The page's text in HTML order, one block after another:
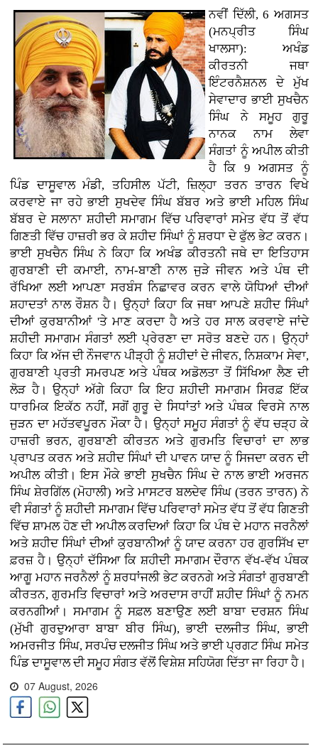
ਨਵੀਂ ਦਿੱਲੀ, 6 ਅਗਸਤ
(ਮਨਪ੍ਰੀਤ ਸਿੰਘ
ਖਾਲਸਾ): ਅਖੰਡ
ਕੀਰਤਨੀ ਜਥਾ
ਇੰਟਰਨੈਸ਼ਨਲ ਦੇ ਮੁੱਖ
ਸੇਵਾਦਾਰ ਭਾਈ ਸੁਖਚੈਨ
ਸਿੰਘ ਨੇ ਸਮੂਹ ਗੁਰੂ
ਨਾਨਕ ਨਾਮ ਲੇਵਾ
ਸੰਗਤਾਂ ਨੂੰ ਅਪੀਲ ਕੀਤੀ
ਹੈ ਕਿ 9 ਅਗਸਤ ਨੂੰ
ਪਿੰਡ ਦਾਸੂਵਾਲ ਮੰਡੀ, ਤਹਿਸੀਲ ਪੱਟੀ, ਜ਼ਿਲ੍ਹਾ ਤਰਨ ਤਾਰਨ ਵਿਖੇ
ਕਰਵਾਏ ਜਾ ਰਹੇ ਭਾਈ ਸੁਖਦੇਵ ਸਿੰਘ ਬੱਬਰ ਅਤੇ ਭਾਈ ਮਹਿਲ ਸਿੰਘ
ਬੱਬਰ ਦੇ ਸਲਾਨਾ ਸ਼ਹੀਦੀ ਸਮਾਗਮ ਵਿੱਚ ਪਰਿਵਾਰਾਂ ਸਮੇਤ ਵੱਧ ਤੋਂ ਵੱਧ
ਗਿਣਤੀ ਵਿੱਚ ਹਾਜ਼ਰੀ ਭਰ ਕੇ ਸ਼ਹੀਦ ਸਿੰਘਾਂ ਨੂੰ ਸ਼ਰਧਾ ਦੇ ਫੁੱਲ ਭੇਟ ਕਰਨ।
ਭਾਈ ਸੁਖਚੈਨ ਸਿੰਘ ਨੇ ਕਿਹਾ ਕਿ ਅਖੰਡ ਕੀਰਤਨੀ ਜਥੇ ਦਾ ਇਤਿਹਾਸ
ਗੁਰਬਾਣੀ ਦੀ ਕਮਾਈ, ਨਾਮ-ਬਾਣੀ ਨਾਲ ਜੁੜੇ ਜੀਵਨ ਅਤੇ ਪੰਥ ਦੀ
ਰੱਖਿਆ ਲਈ ਆਪਣਾ ਸਰਬੰਸ ਨਿਛਾਵਰ ਕਰਨ ਵਾਲੇ ਯੋਧਿਆਂ ਦੀਆਂ
ਸ਼ਹਾਦਤਾਂ ਨਾਲ ਰੌਸ਼ਨ ਹੈ। ਉਨ੍ਹਾਂ ਕਿਹਾ ਕਿ ਜਥਾ ਆਪਣੇ ਸ਼ਹੀਦ ਸਿੰਘਾਂ
ਦੀਆਂ ਕੁਰਬਾਨੀਆਂ 'ਤੇ ਮਾਣ ਕਰਦਾ ਹੈ ਅਤੇ ਹਰ ਸਾਲ ਕਰਵਾਏ ਜਾਂਦੇ
ਸ਼ਹੀਦੀ ਸਮਾਗਮ ਸੰਗਤਾਂ ਲਈ ਪ੍ਰੇਰਣਾ ਦਾ ਸਰੋਤ ਬਣਦੇ ਹਨ। ਉਨ੍ਹਾਂ
ਕਿਹਾ ਕਿ ਅੱਜ ਦੀ ਨੌਜਵਾਨ ਪੀੜ੍ਹੀ ਨੂੰ ਸ਼ਹੀਦਾਂ ਦੇ ਜੀਵਨ, ਨਿਸ਼ਕਾਮ ਸੇਵਾ,
ਗੁਰਬਾਣੀ ਪ੍ਰਤੀ ਸਮਰਪਣ ਅਤੇ ਪੰਥਕ ਅਡੋਲਤਾ ਤੋਂ ਸਿੱਖਿਆ ਲੈਣ ਦੀ
ਲੋੜ ਹੈ। ਉਨ੍ਹਾਂ ਅੱਗੇ ਕਿਹਾ ਕਿ ਇਹ ਸ਼ਹੀਦੀ ਸਮਾਗਮ ਸਿਰਫ਼ ਇੱਕ
ਧਾਰਮਿਕ ਇਕੱਠ ਨਹੀਂ, ਸਗੋਂ ਗੁਰੂ ਦੇ ਸਿਧਾਂਤਾਂ ਅਤੇ ਪੰਥਕ ਵਿਰਸੇ ਨਾਲ
ਜੁੜਨ ਦਾ ਮਹੱਤਵਪੂਰਨ ਮੌਕਾ ਹੈ। ਉਨ੍ਹਾਂ ਸਮੂਹ ਸੰਗਤਾਂ ਨੂੰ ਵੱਧ ਚੜ੍ਹ ਕੇ
ਹਾਜ਼ਰੀ ਭਰਨ, ਗੁਰਬਾਣੀ ਕੀਰਤਨ ਅਤੇ ਗੁਰਮਤਿ ਵਿਚਾਰਾਂ ਦਾ ਲਾਭ
ਪ੍ਰਾਪਤ ਕਰਨ ਅਤੇ ਸ਼ਹੀਦ ਸਿੰਘਾਂ ਦੀ ਪਾਵਨ ਯਾਦ ਨੂੰ ਸਿਜਦਾ ਕਰਨ ਦੀ
ਅਪੀਲ ਕੀਤੀ। ਇਸ ਮੌਕੇ ਭਾਈ ਸੁਖਚੈਨ ਸਿੰਘ ਦੇ ਨਾਲ ਭਾਈ ਅਰਜਨ
ਸਿੰਘ ਸ਼ੇਰਗਿੱਲ (ਮੋਹਾਲੀ) ਅਤੇ ਮਾਸਟਰ ਬਲਦੇਵ ਸਿੰਘ (ਤਰਨ ਤਾਰਨ) ਨੇ
ਵੀ ਸੰਗਤਾਂ ਨੂੰ ਸ਼ਹੀਦੀ ਸਮਾਗਮ ਵਿੱਚ ਪਰਿਵਾਰਾਂ ਸਮੇਤ ਵੱਧ ਤੋਂ ਵੱਧ ਗਿਣਤੀ
ਵਿੱਚ ਸ਼ਾਮਲ ਹੋਣ ਦੀ ਅਪੀਲ ਕਰਦਿਆਂ ਕਿਹਾ ਕਿ ਪੰਥ ਦੇ ਮਹਾਨ ਜਰਨੈਲਾਂ
ਅਤੇ ਸ਼ਹੀਦ ਸਿੰਘਾਂ ਦੀਆਂ ਕੁਰਬਾਨੀਆਂ ਨੂੰ ਯਾਦ ਕਰਨਾ ਹਰ ਗੁਰਸਿੱਖ ਦਾ
ਫ਼ਰਜ਼ ਹੈ। ਉਨ੍ਹਾਂ ਦੱਸਿਆ ਕਿ ਸ਼ਹੀਦੀ ਸਮਾਗਮ ਦੌਰਾਨ ਵੱਖ-ਵੱਖ ਪੰਥਕ
ਆਗੂ ਮਹਾਨ ਜਰਨੈਲਾਂ ਨੂੰ ਸ਼ਰਧਾਂਜਲੀ ਭੇਟ ਕਰਨਗੇ ਅਤੇ ਸੰਗਤਾਂ ਗੁਰਬਾਣੀ
ਕੀਰਤਨ, ਗੁਰਮਤਿ ਵਿਚਾਰਾਂ ਅਤੇ ਅਰਦਾਸ ਰਾਹੀਂ ਸ਼ਹੀਦ ਸਿੰਘਾਂ ਨੂੰ ਨਮਨ
ਕਰਨਗੀਆਂ। ਸਮਾਗਮ ਨੂੰ ਸਫ਼ਲ ਬਣਾਉਣ ਲਈ ਬਾਬਾ ਦਰਸ਼ਨ ਸਿੰਘ
(ਮੁੱਖੀ ਗੁਰਦੁਆਰਾ ਬਾਬਾ ਬੀਰ ਸਿੰਘ), ਭਾਈ ਦਲਜੀਤ ਸਿੰਘ, ਭਾਈ
ਅਮਰਜੀਤ ਸਿੰਘ, ਸਰਪੰਚ ਦਲਜੀਤ ਸਿੰਘ ਅਤੇ ਭਾਈ ਪ੍ਰਗਟ ਸਿੰਘ ਸਮੇਤ
ਪਿੰਡ ਦਾਸੂਵਾਲ ਦੀ ਸਮੂਹ ਸੰਗਤ ਵੱਲੋਂ ਵਿਸ਼ੇਸ਼ ਸਹਿਯੋਗ ਦਿੱਤਾ ਜਾ ਰਿਹਾ ਹੈ।
07 August, 2026